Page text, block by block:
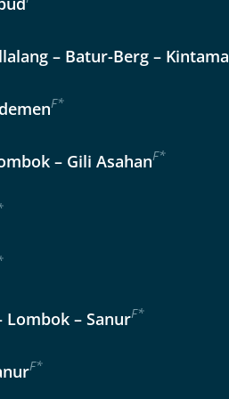
– Batur-Berg –
F*
– Gili AsahanF*
Lombok – SanurF*
F*